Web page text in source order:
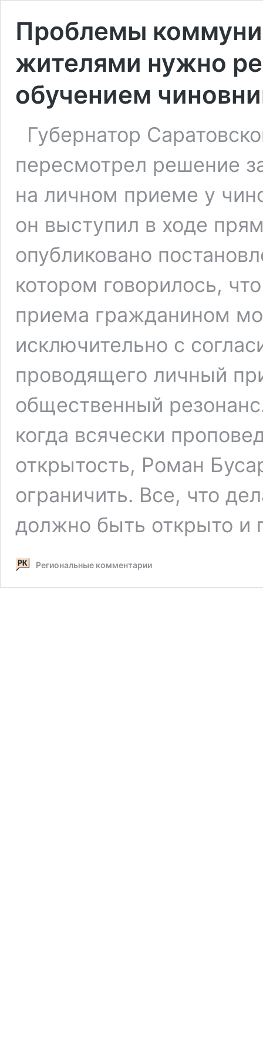
Проблемы
жителями нужно
обучением
Губернатор
пересмотрел решение
на личном приеме у
он выступил в ходе
опубликовано
котором говорилось,
приема гражданином
исключительно с
проводящего личный
общественный
когда всячески
открытость, Роман
ограничить. Все, что
должно быть открыто и
Региональные комментарии